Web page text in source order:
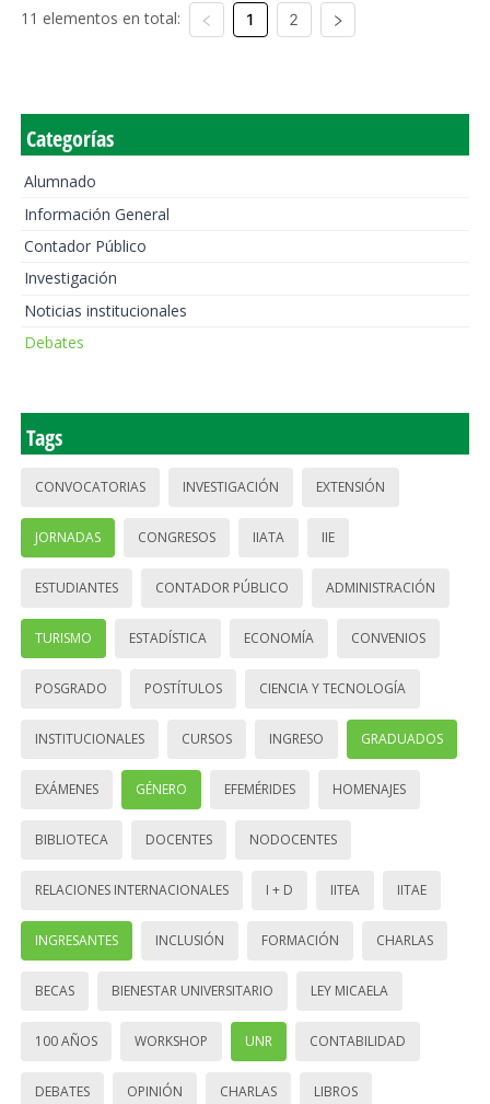
11 elementos en total: 1 2
Categorías
Alumnado
Información General
Contador Público
Investigación
Noticias institucionales
Debates
Tags
CONVOCATORIAS INVESTIGACIÓN EXTENSIÓN
JORNADAS CONGRESOS IIATA IIE
ESTUDIANTES CONTADOR PÚBLICO ADMINISTRACIÓN
TURISMO ESTADÍSTICA ECONOMÍA CONVENIOS
POSGRADO POSTÍTULOS CIENCIA Y TECNOLOGÍA
INSTITUCIONALES CURSOS INGRESO GRADUADOS
EXÁMENES GÉNERO EFEMÉRIDES HOMENAJES
BIBLIOTECA DOCENTES NODOCENTES
RELACIONES INTERNACIONALES I + D IITEA IITAE
INGRESANTES INCLUSIÓN FORMACIÓN CHARLAS
BECAS BIENESTAR UNIVERSITARIO LEY MICAELA
100 AÑOS WORKSHOP UNR CONTABILIDAD
DEBATES OPINIÓN CHARLAS LIBROS